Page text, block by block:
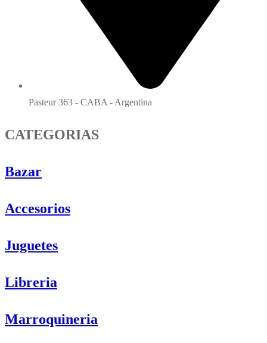
Pasteur 363 - CABA - Argentina
CATEGORIAS
Bazar
Accesorios
Juguetes
Libreria
Marroquineria